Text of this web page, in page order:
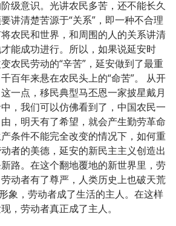
级意识。光讲农民多苦，还不能长久
讲清楚苦源于“关系”，即一种不合理
农民和世界，和周围的人的关系讲清
能成功进行。所以，如果说延安时
农民劳动的“辛苦”，延安做到了最重
百年来悬在农民头上的“命苦”。 从开
一点，移民典型马丕恩一家披星戴月
，我们可以仿佛看到了，中国农民一
，明天有了希望，就会产生勤劳革命
条件不能完全改变的情况下，如何重
者的美德，延安的新民主主义创造出
路。在这个翻地覆地的新世界里，劳
动者有了尊严，人类历史上也破天荒
象，劳动者成了生活的主人。在这样
，劳动者真正成了主人。